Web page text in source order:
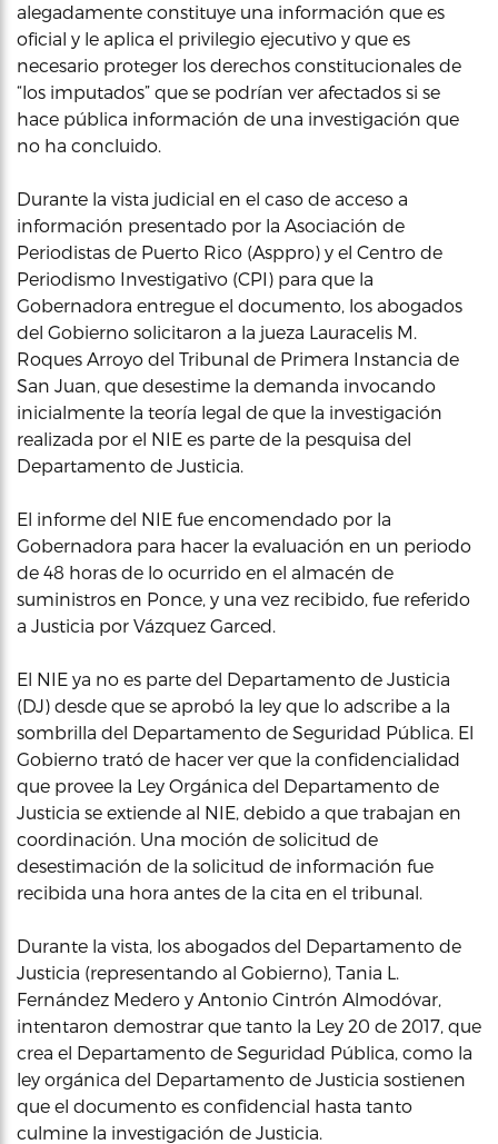
alegadamente constituye una información que es
oficial y le aplica el privilegio ejecutivo y que es
necesario proteger los derechos constitucionales de
“los imputados” que se podrían ver afectados si se
hace pública información de una investigación que
no ha concluido.
Durante la vista judicial en el caso de acceso a
información presentado por la Asociación de
Periodistas de Puerto Rico (Asppro) y el Centro de
Periodismo Investigativo (CPI) para que la
Gobernadora entregue el documento, los abogados
del Gobierno solicitaron a la jueza Lauracelis M.
Roques Arroyo del Tribunal de Primera Instancia de
San Juan, que desestime la demanda invocando
inicialmente la teoría legal de que la investigación
realizada por el NIE es parte de la pesquisa del
Departamento de Justicia.
El informe del NIE fue encomendado por la
Gobernadora para hacer la evaluación en un periodo
de 48 horas de lo ocurrido en el almacén de
suministros en Ponce, y una vez recibido, fue referido
a Justicia por Vázquez Garced.
El NIE ya no es parte del Departamento de Justicia
(DJ) desde que se aprobó la ley que lo adscribe a la
sombrilla del Departamento de Seguridad Pública. El
Gobierno trató de hacer ver que la confidencialidad
que provee la Ley Orgánica del Departamento de
Justicia se extiende al NIE, debido a que trabajan en
coordinación. Una moción de solicitud de
desestimación de la solicitud de información fue
recibida una hora antes de la cita en el tribunal.
Durante la vista, los abogados del Departamento de
Justicia (representando al Gobierno), Tania L.
Fernández Medero y Antonio Cintrón Almodóvar,
intentaron demostrar que tanto la Ley 20 de 2017, que
crea el Departamento de Seguridad Pública, como la
ley orgánica del Departamento de Justicia sostienen
que el documento es confidencial hasta tanto
culmine la investigación de Justicia.